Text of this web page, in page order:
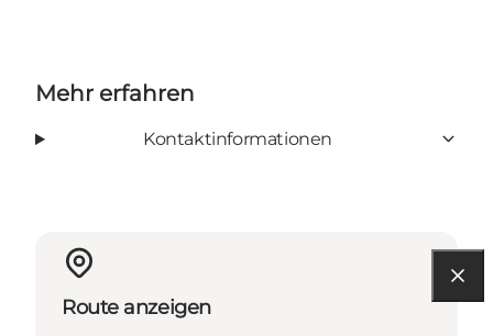
Mehr erfahren
Kontaktinformationen
Route anzeigen